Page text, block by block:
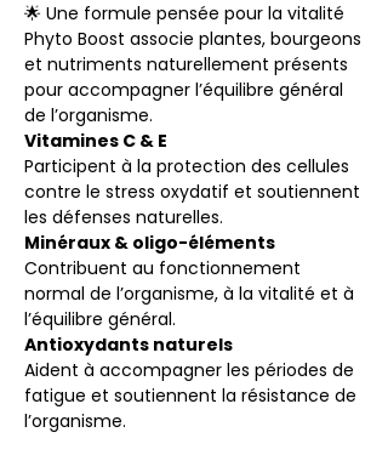
🌟 Une formule pensée pour la vitalité
Phyto Boost associe plantes, bourgeons
et nutriments naturellement présents
pour accompagner l’équilibre général
de l’organisme.
Vitamines C & E
Participent à la protection des cellules
contre le stress oxydatif et soutiennent
les défenses naturelles.
Minéraux & oligo-éléments
Contribuent au fonctionnement
normal de l’organisme, à la vitalité et à
l’équilibre général.
Antioxydants naturels
Aident à accompagner les périodes de
fatigue et soutiennent la résistance de
l’organisme.